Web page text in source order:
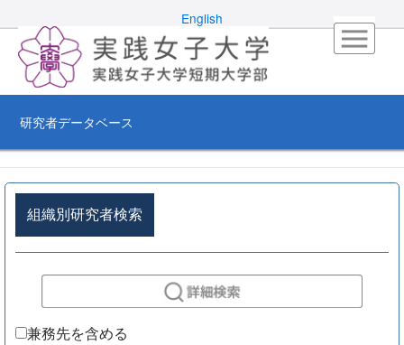
English
研究者データベース
組織別研究者検索
兼務先を含める